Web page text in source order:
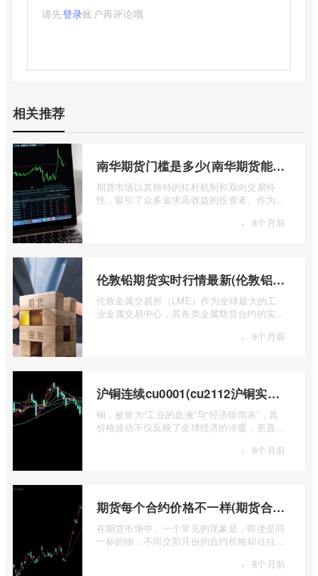
请先登录账户再评论哦
相关推荐
南华期货门槛是多少(南华期货能做国际期货吗)
期货市场以其独特的杠杆机制和双向交易特
性，吸引了众多追求高收益的投资者。作为中
· 8个月前
伦敦铅期货实时行情最新(伦敦铝锡期货实时行情)
伦敦金属交易所（LME）作为全球最大的工
业金属交易中心，其各类金属期货合约的实时
· 8个月前
沪铜连续cu0001(cu2112沪铜实时行情)
铜，被誉为“工业的血液”与“经济晴雨表”，其
价格波动不仅反映了全球经济的冷暖，更直接
· 8个月前
期货每个合约价格不一样(期货合约之间的价格差)
在期货市场中，一个常见的现象是，即使是同
一标的物，不同交割月份的合约价格却往往不
· 8个月前